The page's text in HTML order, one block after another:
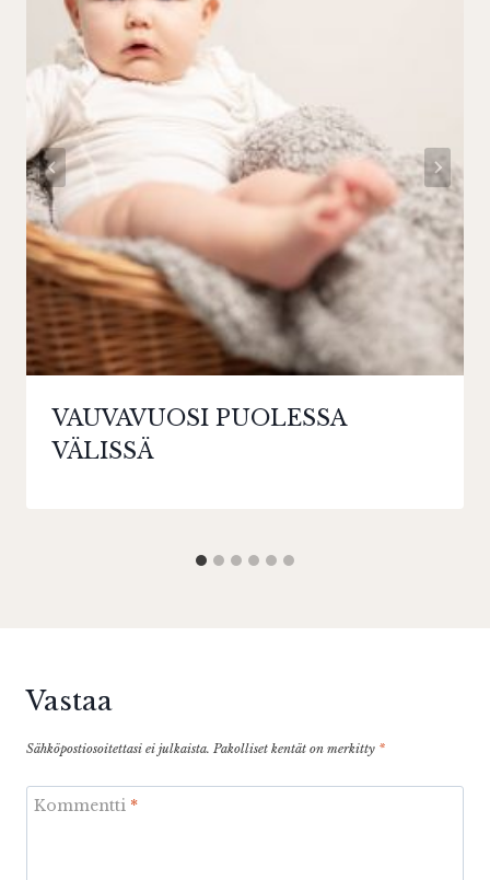
VAUVAVUOSI PUOLESSA
VÄLISSÄ
Vastaa
Sähköpostiosoitettasi ei julkaista. Pakolliset kentät on merkitty *
Kommentti *